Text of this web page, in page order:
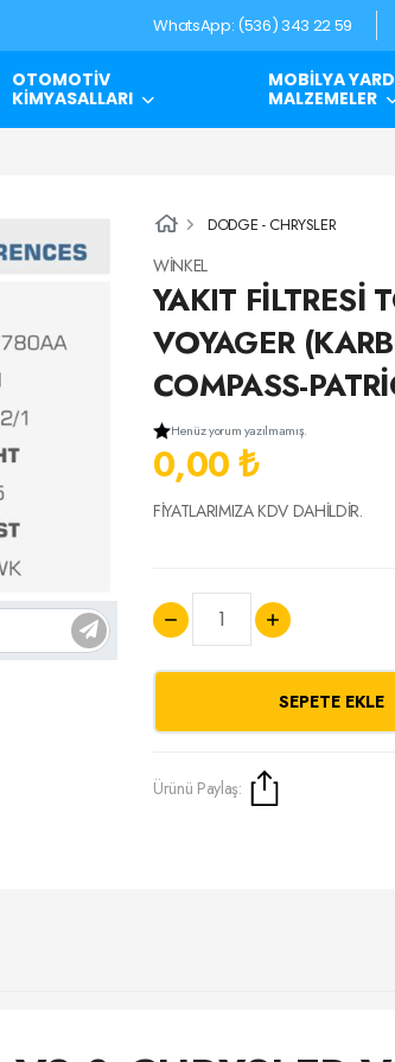
WhatsApp: (536) 343 22 59
OTOMOTİV
KİMYASALLARI
MOBİLYA
MALZEMELER
DODGE - CHRYSLER
WİNKEL
YAKIT FİLTRESİ
VOYAGER
COMPASS-
Henüz yorum yazılmamış.
0,00 ₺
FİYATLARIMIZA KDV DAHİLDİR.
SEPETE EKLE
Ürünü Paylaş: